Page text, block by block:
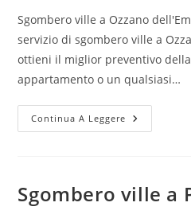
Sgombero ville a Ozzano
servizio di sgombero ville a
ottieni il miglior preventivo
appartamento o un qualsiasi…
Continua A Leggere
Sgombero ville a